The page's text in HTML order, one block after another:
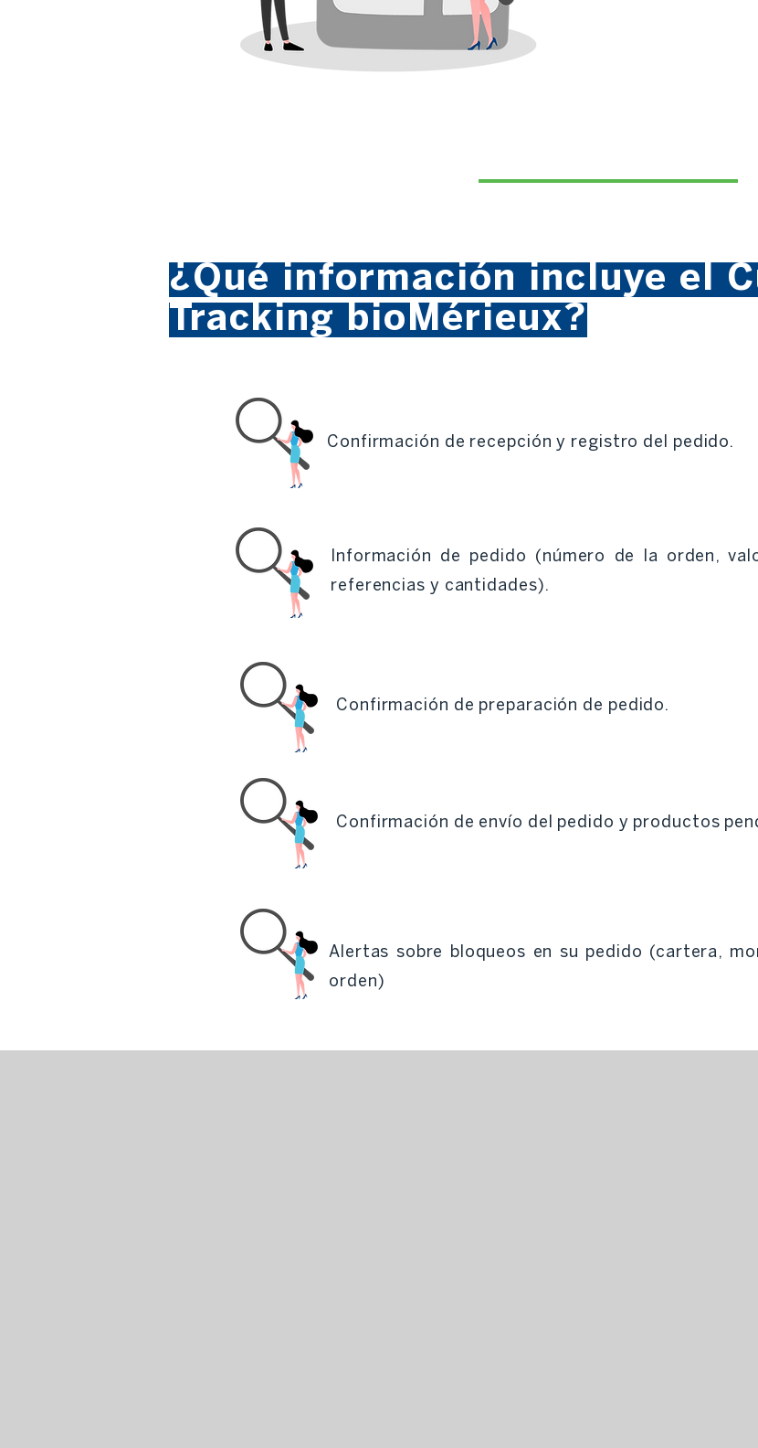
¿Qué información incluye el
Tracking bioMérieux?
Confirmación de recepción y registro del pedido.
Información de pedido (número de la orden,
referencias y cantidades).
Confirmación de preparación de pedido.
Confirmación de envío del pedido y productos
Alertas sobre bloqueos en su pedido (cartera,
orden)